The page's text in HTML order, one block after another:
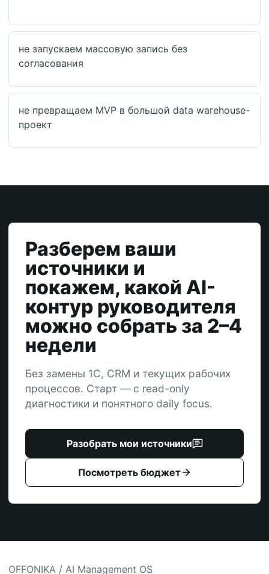
не запускаем массовую запись без
согласования
не превращаем MVP в большой data warehouse-
проект
Разберем ваши
источники и
покажем, какой AI-
контур руководителя
можно собрать за 2–4
недели
Без замены 1С, CRM и текущих рабочих
процессов. Старт — с read-only
диагностики и понятного daily focus.
Разобрать мои источники
Посмотреть бюджет
OFFONIKA / AI Management OS